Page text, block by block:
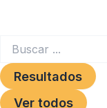
Resultados
Ver todos